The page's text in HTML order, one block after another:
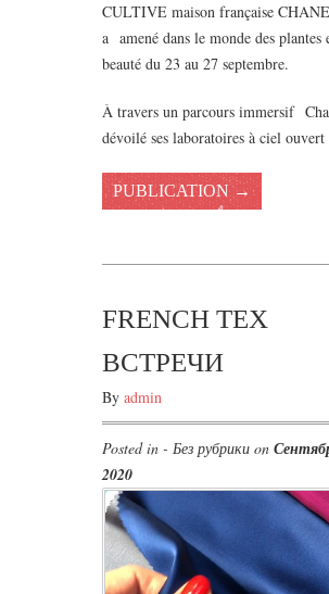
CULTIVE maison française
a amené dans le monde des plantes
beauté du 23 au 27 septembre.
À travers un parcours immersif
dévoilé ses laboratoires à ciel
PUBLICATION →
FRENCH TEX
ВСТРЕЧИ
By admin
Posted in - Без рубрики on
2020